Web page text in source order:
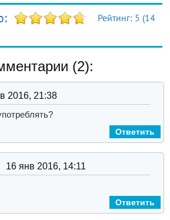
Рейтинг: 5 (14
(2):
2016, 21:38
Ответить
16 янв 2016, 14:11
Ответить